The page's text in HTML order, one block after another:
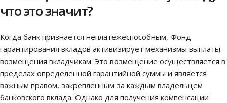
что это значит?
Когда банк признается неплатежеспособным, Фонд
гарантирования вкладов активизирует механизмы выплаты
возмещения вкладчикам. Это возмещение осуществляется в
пределах определенной гарантийной суммы и является
важным правом, закрепленным за каждым владельцем
банковского вклада. Однако для получения компенсации